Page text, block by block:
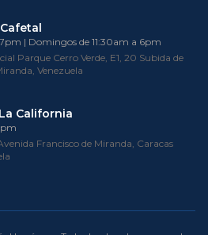
| Domingos de 11:30am a 6pm
Parque Cerro Verde, E1, 20 Subida de
Venezuela
California
Francisco de Miranda, Caracas